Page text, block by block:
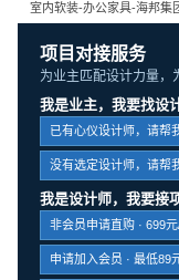
室内软装-办公家具-海邦集
项目对接服务
为业主匹配设计力量，
我是业主，我要找设
已有心仪设计师，请帮
没有选定设计师，请帮
我是设计师，我要接
非会员申请直购 · 699
申请加入会员 · 最低89